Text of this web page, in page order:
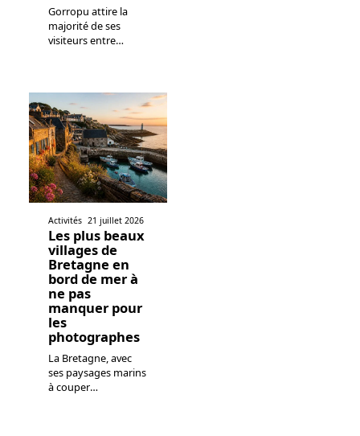
Gorropu attire la
majorité de ses
visiteurs entre…
Activités 21 juillet 2026
Les plus beaux
villages de
Bretagne en
bord de mer à
ne pas
manquer pour
les
photographes
La Bretagne, avec
ses paysages marins
à couper…